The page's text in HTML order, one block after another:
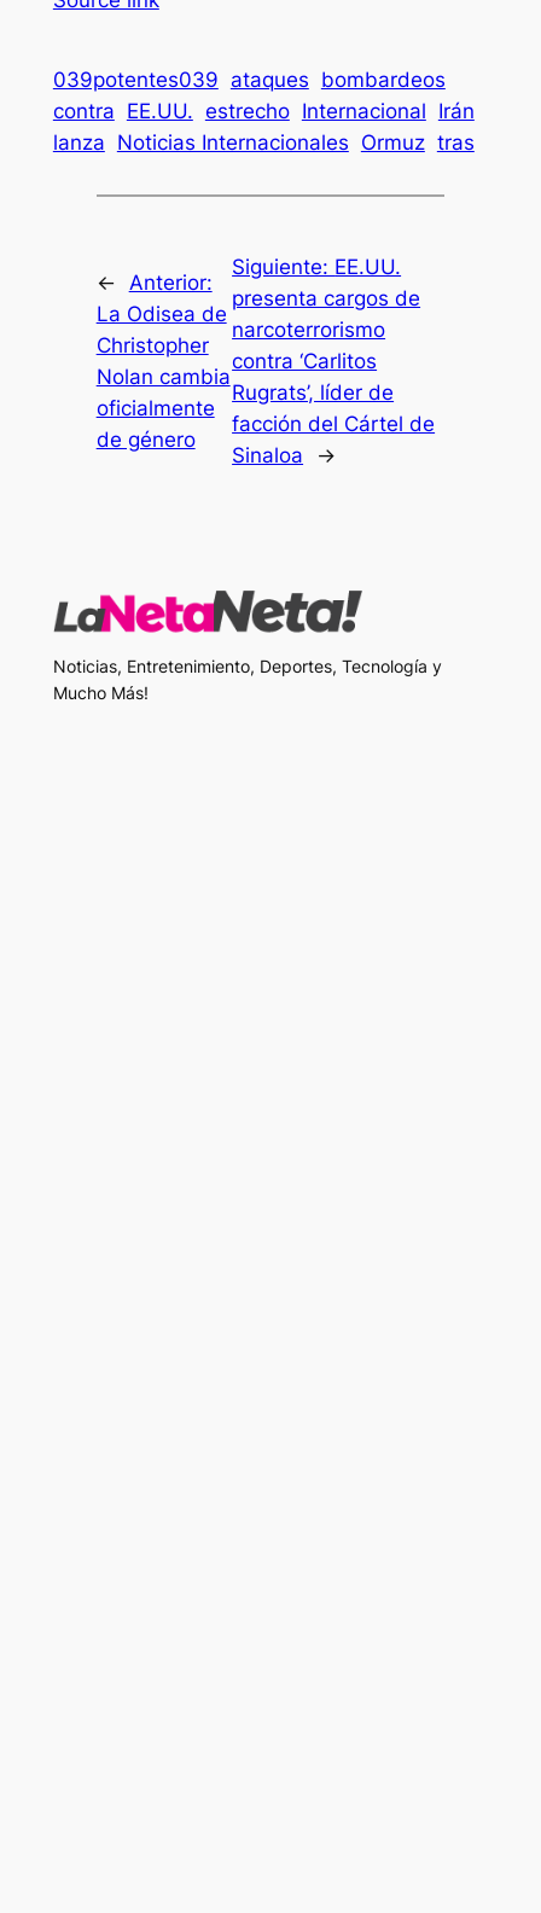
039potentes039 ataques bombardeos
contra EE.UU. estrecho Internacional Irán
lanza Noticias Internacionales Ormuz tras
← Anterior:
La Odisea de
Christopher
Nolan cambia
oficialmente
de género
Siguiente: EE.UU.
presenta cargos de
narcoterrorismo
contra ‘Carlitos
Rugrats’, líder de
facción del Cártel de
Sinaloa
→
Noticias, Entretenimiento, Deportes, Tecnología y
Mucho Más!